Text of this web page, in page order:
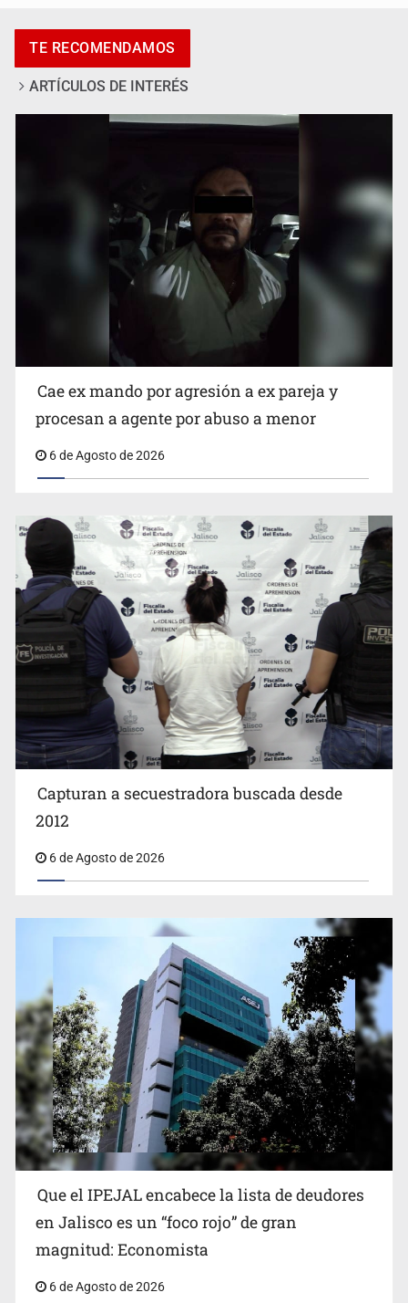
Que el IPEJAL encabece la lista de deudores en Jalisco
es un “foco rojo” de gran magnitud: Economista
Critican inoperancia de la ASEJ para recuperar fondos
públicos
Cae ex mando por agresión a ex pareja y procesan a
agente por abuso a menor
TE RECOMENDAMOS
ARTÍCULOS DE INTERÉS
Cae ex mando por agresión a ex pareja y
procesan a agente por abuso a menor
6 de Agosto de 2026
Capturan a secuestradora buscada desde
2012
6 de Agosto de 2026
Que el IPEJAL encabece la lista de deudores
en Jalisco es un “foco rojo” de gran
magnitud: Economista
6 de Agosto de 2026